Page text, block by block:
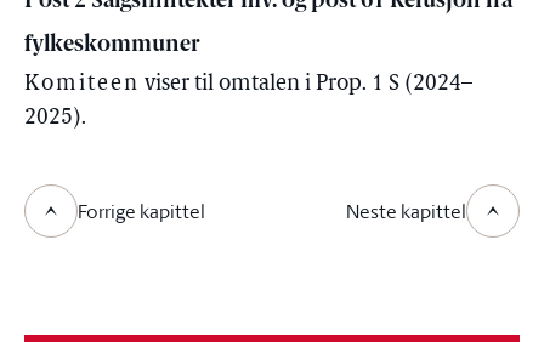
fylkeskommuner
Komiteen viser til omtalen i Prop. 1 S (2024–
2025).
Forrige kapittel Neste kapittel